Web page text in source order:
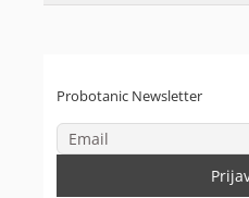
Probotanic Newsletter